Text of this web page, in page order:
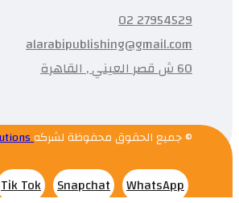
27954529 02
alarabipublishing@gmail.com
60 ش قصر العيني , القاهرة
© جميع الحقوق محفوظة لشركهComma Creative Solutions
Tik Tok Snapchat WhatsApp